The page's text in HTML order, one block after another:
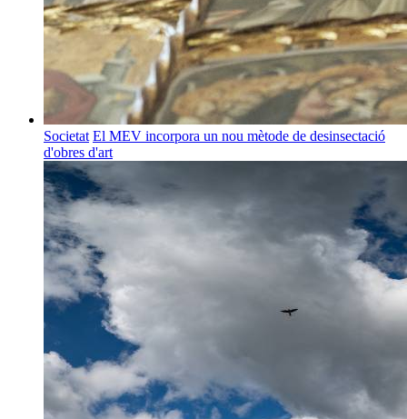
Societat El MEV incorpora un nou mètode de desinsectació
d'obres d'art